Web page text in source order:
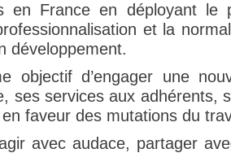
en France en déployant le
et la
développement.
objectif d’engager une
ses services aux adhérents,
faveur des mutations du
avec audace, partager